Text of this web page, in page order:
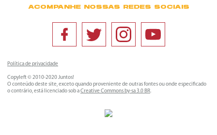
ACOMPANHE NOSSAS REDES SOCIAIS
Política de privacidade
Copyleft © 2010-2020 Juntos!
O conteúdo deste site, exceto quando proveniente de outras fontes ou onde especificado
o contrário, está licenciado sob aCreative Commons by-sa 3.0 BR.